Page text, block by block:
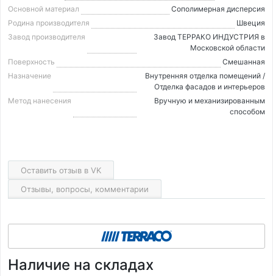
Основной материал
Cополимерная дисперсия
Родина производителя
Швеция
Завод производителя
Завод ТЕРРАКО ИНДУСТРИЯ в
Московской области
Поверхность
Смешанная
Назначение
Внутренняя отделка помещений /
Отделка фасадов и интерьеров
Метод нанесения
Вручную и механизированным
способом
Оставить отзыв в VK
Отзывы, вопросы, комментарии
Наличие на складах